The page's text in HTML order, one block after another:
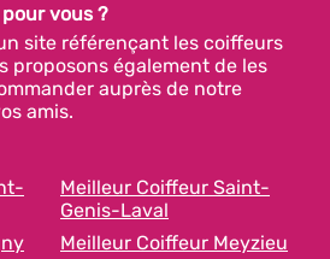
vous ?
site référençant les coiffeurs
proposons également de les
auprès de notre
amis.
Meilleur Coiffeur Saint-
Genis-Laval
Meilleur Coiffeur Meyzieu